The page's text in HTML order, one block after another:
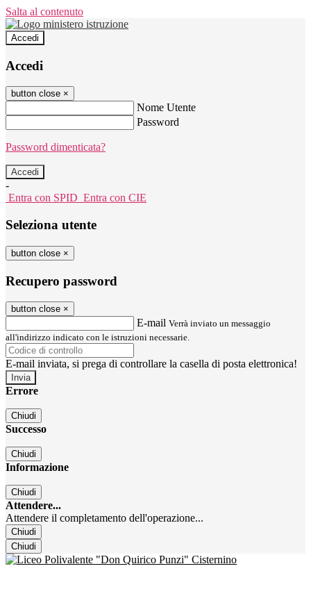
Salta al contenuto
Accedi
Accedi
button close ×
Nome Utente
Password
Password dimenticata?
-
Entra con SPID Entra con CIE
Seleziona utente
button close ×
Recupero password
button close ×
E-mail Verrà inviato un messaggio
all'indirizzo indicato con le istruzioni necessarie.
E-mail inviata, si prega di controllare la casella di posta elettronica!
Errore
Chiudi
Successo
Chiudi
Informazione
Chiudi
Attendere...
Attendere il completamento dell'operazione...
Chiudi
Chiudi